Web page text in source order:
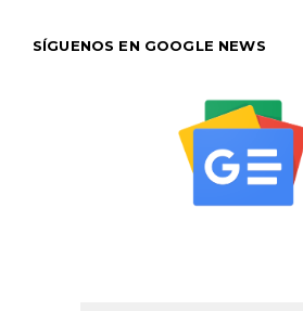
SÍGUENOS EN GOOGLE NEWS